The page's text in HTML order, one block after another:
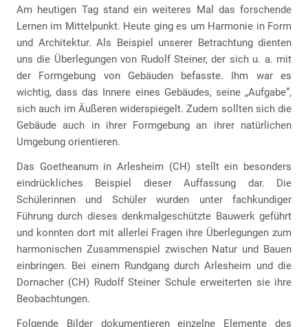
Am heutigen Tag stand ein weiteres Mal das forschende
Lernen im Mittelpunkt. Heute ging es um Harmonie in Form
und Architektur. Als Beispiel unserer Betrachtung dienten
uns die Überlegungen von Rudolf Steiner, der sich u. a. mit
der Formgebung von Gebäuden befasste. Ihm war es
wichtig, dass das Innere eines Gebäudes, seine „Aufgabe“,
sich auch im Äußeren widerspiegelt. Zudem sollten sich die
Gebäude auch in ihrer Formgebung an ihrer natürlichen
Umgebung orientieren.
Das Goetheanum in Arlesheim (CH) stellt ein besonders
eindrückliches Beispiel dieser Auffassung dar. Die
Schülerinnen und Schüler wurden unter fachkundiger
Führung durch dieses denkmalgeschützte Bauwerk geführt
und konnten dort mit allerlei Fragen ihre Überlegungen zum
harmonischen Zusammenspiel zwischen Natur und Bauen
einbringen. Bei einem Rundgang durch Arlesheim und die
Dornacher (CH) Rudolf Steiner Schule erweiterten sie ihre
Beobachtungen.
Folgende Bilder dokumentieren einzelne Elemente des